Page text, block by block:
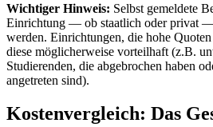
Wichtiger Hinweis: Selbst gemeldete
Einrichtung — ob staatlich oder privat
werden. Einrichtungen, die hohe
diese möglicherweise vorteilhaft (z.B.
Studierenden, die abgebrochen haben
angetreten sind).
Kostenvergleich: Das